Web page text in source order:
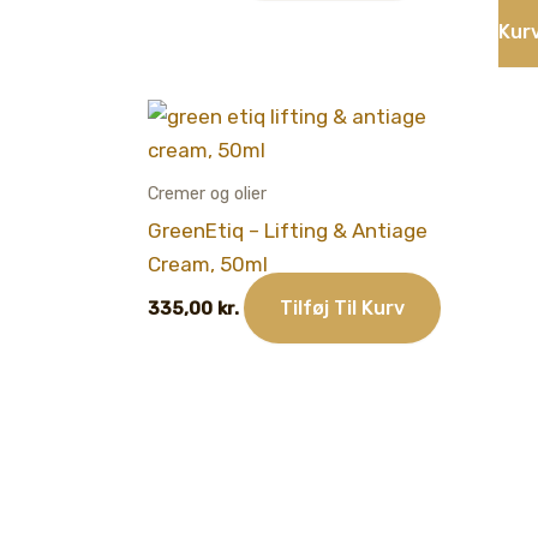
Cremer og olier
GreenEtiq – Lifting & Antiage
Cream, 50ml
335,00 kr. Tilføj Til Kurv